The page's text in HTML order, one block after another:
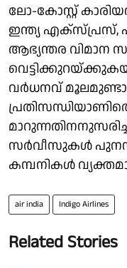
ലോ-കോസ്റ്റ്
ഇന്ത്യ എക്സ്പ്രസ്,
ആഭ്യന്തര വിമാന
വർധനവ്
സർവീസുകൾ
കമ്പനികൾ
air india Indigo Airlines
Related Stories